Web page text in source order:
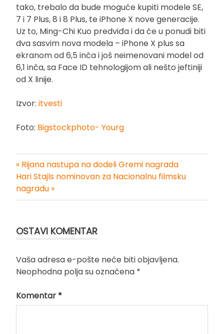
tako, trebalo da bude moguće kupiti modele SE,
7 i 7 Plus, 8 i 8 Plus, te iPhone X nove generacije.
Uz to, Ming-Chi Kuo predviđa i da će u ponudi biti
dva sasvim nova modela – iPhone X plus sa
ekranom od 6,5 inča i još neimenovani model od
6,1 inča, sa Face ID tehnologijom ali nešto jeftiniji
od X linije.
Izvor: itvesti
Foto: Bigstockphoto- Yourg
Kretanje
članka
« Rijana nastupa na dodeli Gremi nagrada
Hari Stajls nominovan za Nacionalnu filmsku
nagradu »
OSTAVI KOMENTAR
Vaša adresa e-pošte neće biti objavljena.
Neophodna polja su označena *
Komentar *